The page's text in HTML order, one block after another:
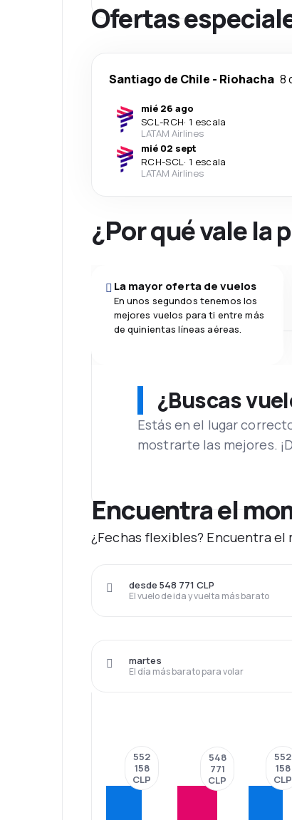
Ofertas
Santiago de Chile - Riohacha 8
mié 26 ago
SCL-RCH· 1 escala
LATAM Airlines
mié 02 sept
RCH-SCL· 1 escala
LATAM Airlines
¿Por qué vale la
La mayor oferta de vuelos
En unos segundos tenemos los
mejores vuelos para ti entre más
de quinientas líneas aéreas.
¿Buscas
Estás en el lugar
mostrarte las mejores.
Encuentra el
¿Fechas flexibles? Encuentra el
El vuelo de ida y vuelta más barato
desde 548 771 CLP
El día más barato para volar
martes
552
158
CLP
548
771
CLP
552
158
CLP